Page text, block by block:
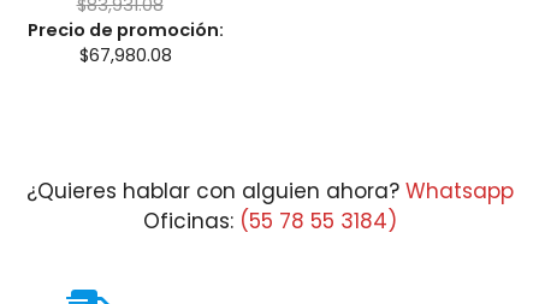
$83,931.08
Precio de promoción:
$67,980.08
¿Quieres hablar con alguien ahora? Whatsapp
Oficinas: (55 78 55 3184)